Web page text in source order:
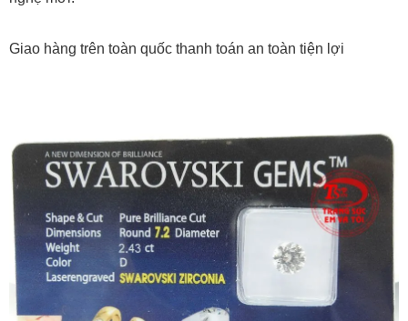
Giao hàng trên toàn quốc thanh toán an toàn tiện lợi